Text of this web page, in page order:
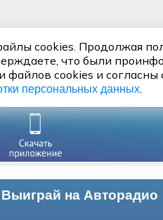
Выиграй на Авторадио
cookies. Продолжая
что были
файлов cookies и
персональных данных.